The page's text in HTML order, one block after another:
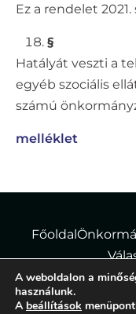
Ez a rendelet
§
Hatályát veszti a
egyéb szociális
számú
melléklet
Főoldal
A weboldalon a
használunk.
A beállítások